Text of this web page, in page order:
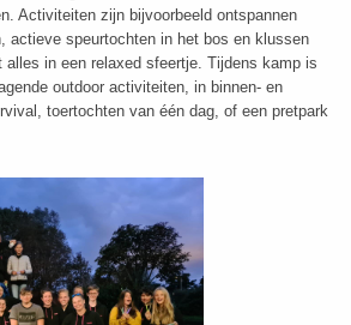
Activiteiten zijn bijvoorbeeld ontspannen
actieve speurtochten in het bos en klussen
alles in een relaxed sfeertje. Tijdens kamp is
outdoor activiteiten, in binnen- en
toertochten van één dag, of een pretpark